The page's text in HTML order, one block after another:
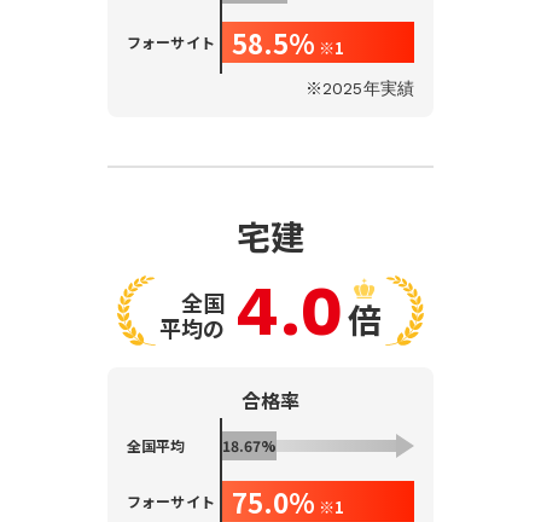
フォーサイト 58.5% ※1
※2025年実績
宅建
全国
平均の 4.0倍
合格率
全国平均 18.67%
フォーサイト 75.0% ※1